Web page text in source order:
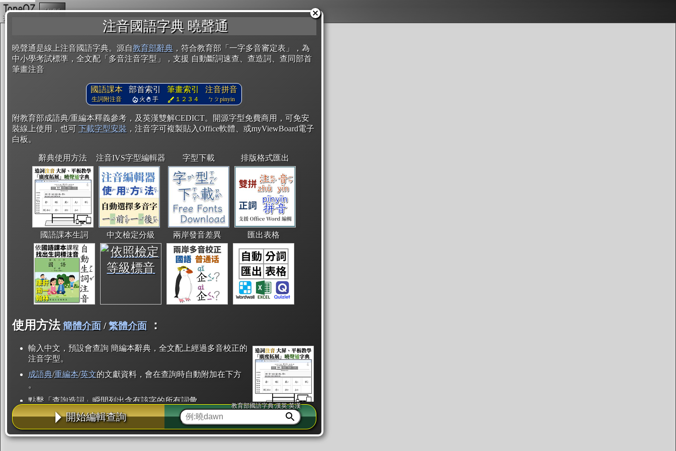
注音國語字典 曉聲通
曉聲通是線上注音國語字典。源自教育部辭典 ，符合教育部「一字多音審定表」，為
中小學考試標準，全文配「多音注音字型」，支援 自動斷詞速查、查造詞、查同部首
筆畫注音
國語課本
生詞附注音
部首索引
火 手
筆畫索引
１２３４
注音拼音
ㄅㄆpinyin
附教育部成語典/重編本釋義參考，及英漢雙解CEDICT。開源字型免費商用，可免安
裝線上使用，也可 下載字型安裝 ，注音字可複製貼入Office軟體、或myViewBoard電子
白板。
辭典使用方法 注音IVS字型編輯器 字型下載 排版格式匯出
國語課本生詞 中文檢定分級 兩岸發音差異 匯出表格
使用方法 簡體介面/繁體介面 ：
輸入中文，預設會查詢 簡編本辭典，全文配上經過多音校正的
注音字型。
成語典/重編本/英文的文獻資料，會在查詢時自動附加在下方
。
點擊「查詢造詞」瞬間列出含有該字的所有詞彙。
點「部首」瞬間列出所有「同部首字」。也支援查詢「同注音」或「同筆畫」。
辭典解釋的全文都經過自動斷詞，點擊便可瞬間「連續查詢」此字詞的解釋，不
用手動重複輸入。
開始編輯查詢
教育部國語字典·漢英·英漢
複製